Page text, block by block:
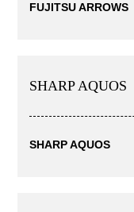
FUJITSU ARROWS
SHARP AQUOS
SHARP AQUOS